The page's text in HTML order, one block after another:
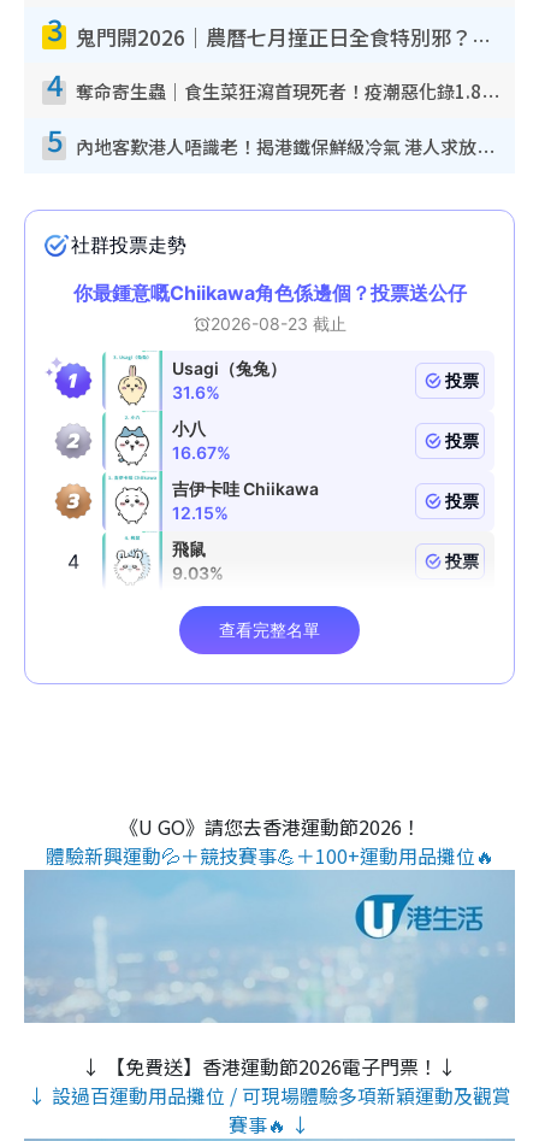
3 鬼門開2026｜農曆七月撞正日全食特別邪？專家警告切忌做一事！揭4大禁忌+2招保平安
4 奪命寄生蟲｜食生菜狂瀉首現死者！疫潮惡化錄1.8萬宗病例 揭洗菜3大謬誤
5 內地客歎港人唔識老！揭港鐵保鮮級冷氣 港人求放過：咪投訴
《U GO》請您去香港運動節2026！
體驗新興運動💦＋競技賽事💪＋100+運動用品攤位🔥
↓ 【免費送】香港運動節2026電子門票！↓
↓ 設過百運動用品攤位 / 可現場體驗多項新穎運動及觀賞
賽事🔥 ↓